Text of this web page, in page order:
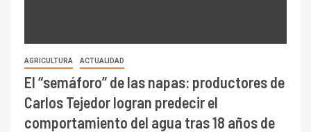
AGRICULTURA ACTUALIDAD
El “semáforo” de las napas: productores de
Carlos Tejedor logran predecir el
comportamiento del agua tras 18 años de